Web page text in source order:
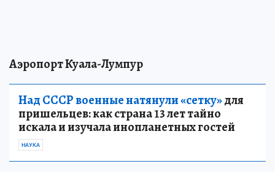
Аэропорт Куала-Лумпур
Над СССР военные натянули «сетку»для
пришельцев: как страна 13 лет тайно
искала и изучала инопланетных гостей
НАУКА